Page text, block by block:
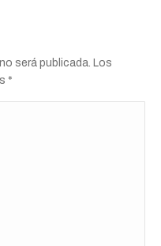
será publicada. Los
*